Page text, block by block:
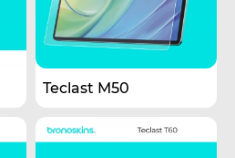
Teclast M50